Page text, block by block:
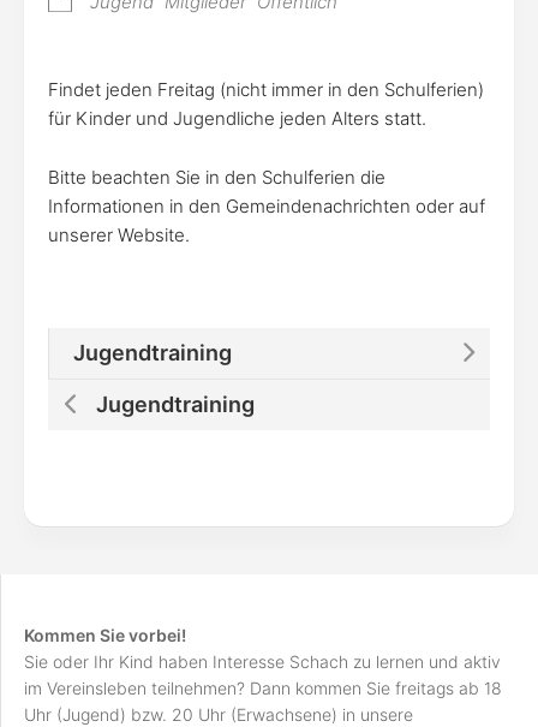
Findet jeden Freitag (nicht immer in den Schulferien)
für Kinder und Jugendliche jeden Alters statt.
Bitte beachten Sie in den Schulferien die
Informationen in den Gemeindenachrichten oder auf
unserer Website.
Jugendtraining
Jugendtraining
Kommen Sie vorbei!
Sie oder Ihr Kind haben Interesse Schach zu lernen und aktiv
im Vereinsleben teilnehmen? Dann kommen Sie freitags ab 18
Uhr (Jugend) bzw. 20 Uhr (Erwachsene) in unsere